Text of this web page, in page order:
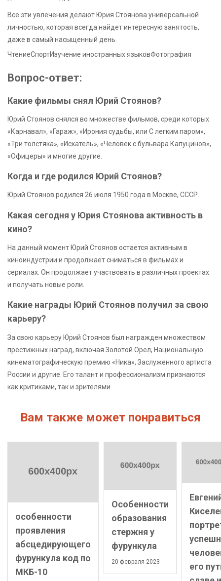
Все эти увлечения делают Юрия Стоянова универсальной
личностью, которая всегда найдет интересную занятость,
даже в самый насыщенный день.
ЧтениеСпортИзучение иностранных языковФотография
Вопрос-ответ:
Какие фильмы снял Юрий Стоянов?
Юрий Стоянов снялся во множестве фильмов, среди которых
«Карнавал», «Гараж», «Ирония судьбы, или С легким паром»,
«Три толстяка», «Искатель», «Человек с бульвара Капуцинов»,
«Офицеры» и многие другие.
Когда и где родился Юрий Стоянов?
Юрий Стоянов родился 26 июля 1950 года в Москве, СССР.
Какая сегодня у Юрия Стоянова активность в
кино?
На данный момент Юрий Стоянов остается активным в
киноиндустрии и продолжает сниматься в фильмах и
сериалах. Он продолжает участвовать в различных проектах
и получать новые роли.
Какие награды Юрий Стоянов получил за свою
карьеру?
За свою карьеру Юрий Стоянов был награжден множеством
престижных наград, включая Золотой Орел, Национальную
кинематографическую премию «Ника», Заслуженного артиста
России и другие. Его талант и профессионализм признаются
как критиками, так и зрителями.
Вам также может понравиться
особенности
проявления
абсцедирующего
фурункула код по
МКБ-10
Особенности
образования
стержня у
фурункула
20 февраля 2023
его